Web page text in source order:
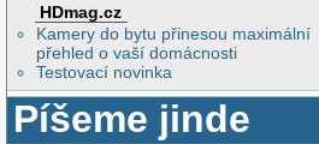
HDmag.cz
Kamery do bytu přinesou maximální
přehled o vaší domácnosti
Testovací novinka
Píšeme jinde